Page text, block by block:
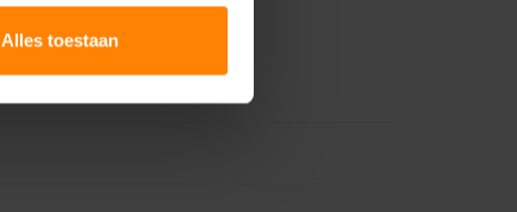
Alles toestaan